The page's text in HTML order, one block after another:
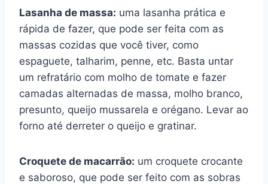
Lasanha de massa: uma lasanha prática e
rápida de fazer, que pode ser feita com as
massas cozidas que você tiver, como
espaguete, talharim, penne, etc. Basta untar
um refratário com molho de tomate e fazer
camadas alternadas de massa, molho branco,
presunto, queijo mussarela e orégano. Levar ao
forno até derreter o queijo e gratinar.
Croquete de macarrão: um croquete crocante
e saboroso, que pode ser feito com as sobras